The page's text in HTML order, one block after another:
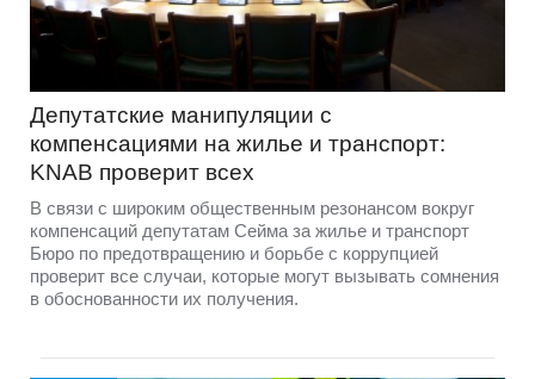
Депутатские манипуляции с
компенсациями на жилье и транспорт:
KNAB проверит всех
В связи с широким общественным резонансом вокруг
компенсаций депутатам Сейма за жилье и транспорт
Бюро по предотвращению и борьбе с коррупцией
проверит все случаи, которые могут вызывать сомнения
в обоснованности их получения.